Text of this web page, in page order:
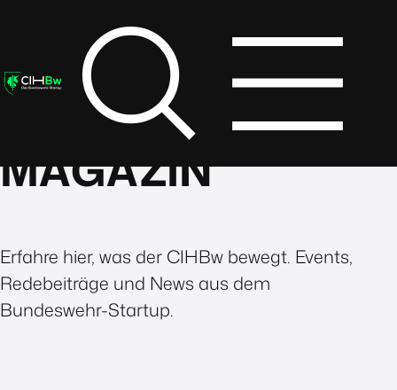
MAGAZIN
Erfahre hier, was der CIHBw bewegt. Events,
Redebeiträge und News aus dem
Bundeswehr-Startup.